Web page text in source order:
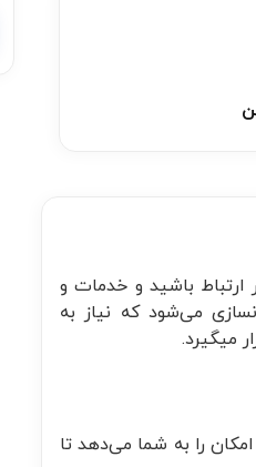
ارتباط باشید و خدمات و
می‌شود که نیاز به
را به شما می‌دهد تا